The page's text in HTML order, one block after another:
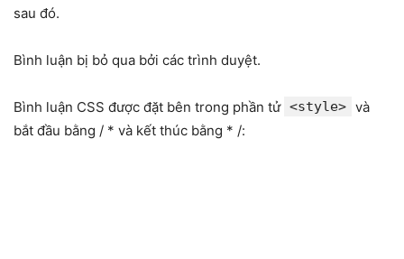
sau đó.
Bình luận bị bỏ qua bởi các trình duyệt.
Bình luận CSS được đặt bên trong phần tử <style> và
bắt đầu bằng / * và kết thúc bằng * /: